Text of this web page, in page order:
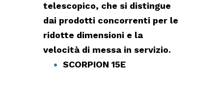
telescopico, che si distingue
dai prodotti concorrenti per le
ridotte dimensioni e la
velocità di messa in servizio.
SCORPION 15E